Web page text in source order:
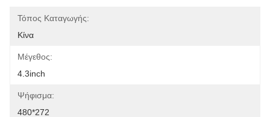
Τόπος Καταγωγής:
Κίνα
Μέγεθος:
4.3inch
Ψήφισμα:
480*272